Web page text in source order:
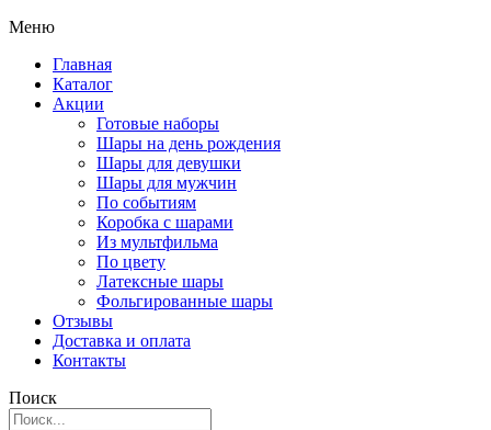
Меню
Главная
Каталог
Акции
Готовые наборы
Шары на день рождения
Шары для девушки
Шары для мужчин
По событиям
Коробка с шарами
Из мультфильма
По цвету
Латексные шары
Фольгированные шары
Отзывы
Доставка и оплата
Контакты
Поиск